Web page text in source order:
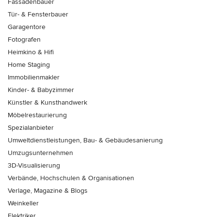
Fassadenbauer
Tür- & Fensterbauer
Garagentore
Fotografen
Heimkino & Hifi
Home Staging
Immobilienmakler
Kinder- & Babyzimmer
Künstler & Kunsthandwerk
Möbelrestaurierung
Spezialanbieter
Umweltdienstleistungen, Bau- & Gebäudesanierung
Umzugsunternehmen
3D-Visualisierung
Verbände, Hochschulen & Organisationen
Verlage, Magazine & Blogs
Weinkeller